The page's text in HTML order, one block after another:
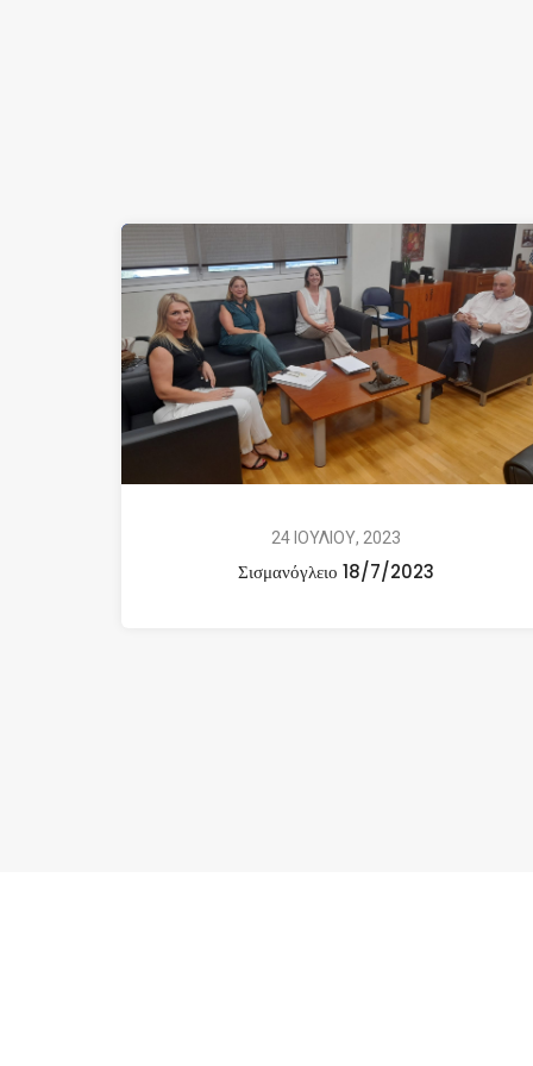
24 ΙΟΥΛΙΟΥ, 2023
Σισμανόγλειο 18/7/2023